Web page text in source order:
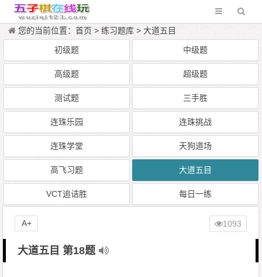
您的当前位置：首页 >练习题库 >大道五目
初级题 中级题
高级题 超级题
测试题 三手胜
连珠乐园 连珠挑战
连珠学堂 天狗道场
高飞习题 大道五目
VCT追诘胜 每日一练
大道五目 第18题
1093
A+